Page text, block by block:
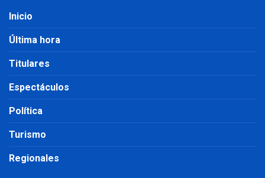
Inicio
Última hora
Titulares
Espectáculos
Política
Turismo
Regionales